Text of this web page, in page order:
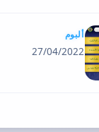
ألبوم
27/04/2022